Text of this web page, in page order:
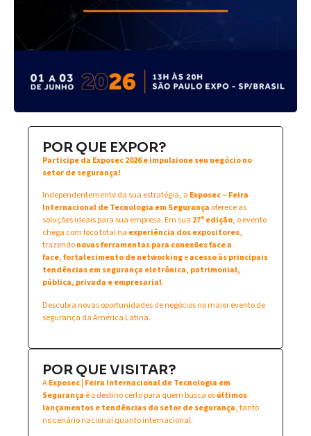
POR QUE EXPOR?
Participe da Exposec 2026 e impulsione seu negócio no
setor de segurança!
Independentemente da sua estratégia, a Exposec – Feira
Internacional de Tecnologia em Segurança oferece as
soluções ideais para sua empresa. Em sua 27ª edição, o evento
chega com foco total na experiência dos expositores,
trazendonovas ferramentas para conexões face a
face,fortalecimento de networkingeacesso às principais
tendências em segurança eletrônica, patrimonial,
pública, privada e empresarial.
Descubra novas oportunidades de negócios no maior evento de
segurança da América Latina.
POR QUE VISITAR?
AExposec | Feira Internacional de Tecnologia em
Segurança é o destino certo para quem busca osúltimos
lançamentos e tendências do setor de segurança, tanto
no cenário nacional quanto internacional.